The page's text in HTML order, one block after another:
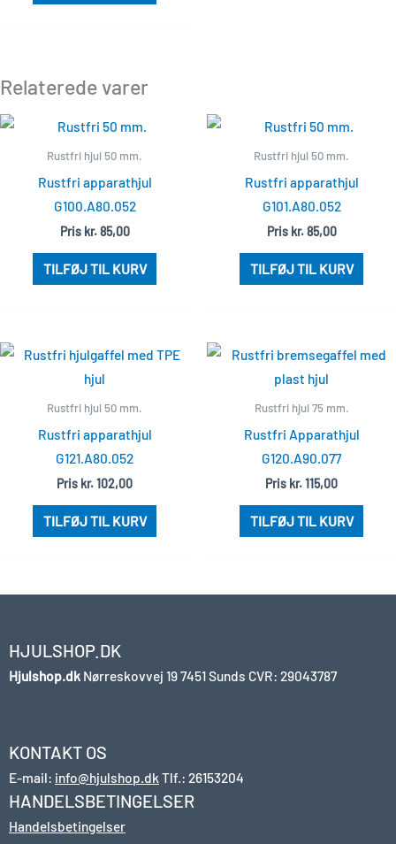
Relaterede varer
Rustfri hjul 50 mm.
Rustfri apparathjul
G100.A80.052
Pris kr.85,00
TILFØJ TIL KURV
Rustfri hjul 50 mm.
Rustfri apparathjul
G101.A80.052
Pris kr.85,00
TILFØJ TIL KURV
Rustfri hjul 50 mm.
Rustfri apparathjul
G121.A80.052
Pris kr.102,00
TILFØJ TIL KURV
Rustfri hjul 75 mm.
Rustfri Apparathjul
G120.A90.077
Pris kr.115,00
TILFØJ TIL KURV
HJULSHOP.DK
Hjulshop.dk Nørreskovvej 197451 Sunds CVR: 29043787
KONTAKT OS
E-mail: info@hjulshop.dk Tlf.: 26153204
HANDELSBETINGELSER
Handelsbetingelser